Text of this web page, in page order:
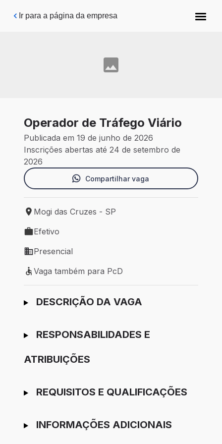
Pular para o conteúdo principal
Ir para a página da empresa
Operador de Tráfego Viário
Publicada em 19 de junho de 2026
Inscrições abertas até 24 de setembro de
2026
Compartilhar vaga
Local de trabalho: Mogi das Cruzes - SP
Mogi das Cruzes - SP
Tipo de vaga: Efetivo
Efetivo
Modelo de trabalho: Presencial
Presencial
Vaga também para PcD
Vaga também para PcD
Ir para candidatura
DESCRIÇÃO DA VAGA
RESPONSABILIDADES E
ATRIBUIÇÕES
REQUISITOS E QUALIFICAÇÕES
INFORMAÇÕES ADICIONAIS